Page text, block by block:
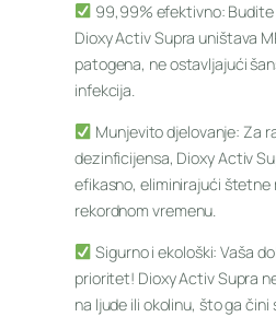
99,99% efektivno: Budite
Dioxy Activ Supra uništava
patogena, ne ostavljajući
infekcija.
Munjevito djelovanje: Za
dezinficijensa, Dioxy Activ
efikasno, eliminirajući štetne
rekordnom vremenu.
Sigurno i ekološki: Vaša
prioritet! Dioxy Activ Supra
na ljude ili okolinu, što ga čini